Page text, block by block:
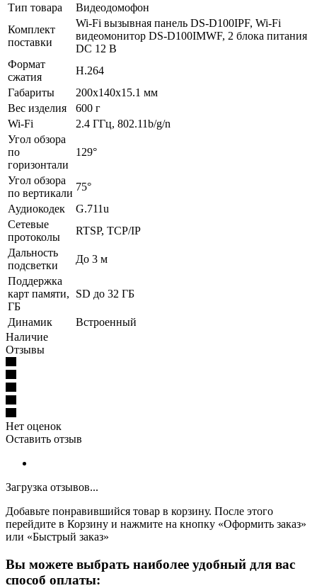
Тип товара
Видеодомофон
Комплект
поставки
Wi-Fi вызывная панель DS-D100IPF, Wi-Fi
видеомонитор DS-D100IMWF, 2 блока питания
DC 12 В
Формат
сжатия
H.264
Габариты
200x140x15.1 мм
Вес изделия
600 г
Wi-Fi
2.4 ГГц, 802.11b/g/n
Угол обзора
по
горизонтали
129°
Угол обзора
по вертикали
75°
Аудиокодек
G.711u
Сетевые
протоколы
RTSP, TCP/IP
Дальность
подсветки
До 3 м
Поддержка
карт памяти,
ГБ
SD до 32 ГБ
Динамик
Встроенный
Наличие
Отзывы
Нет оценок
Оставить отзыв
Загрузка отзывов...
Добавьте понравившийся товар в корзину. После этого
перейдите в Корзину и нажмите на кнопку «Оформить заказ»
или «Быстрый заказ»
Вы можете выбрать наиболее удобный для вас
способ оплаты: